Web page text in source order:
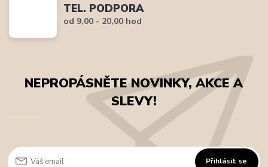
TEL. PODPORA
od 9,00 - 20,00 hod
NEPROPÁSNĚTE NOVINKY, AKCE A
SLEVY!
Přihlásit se